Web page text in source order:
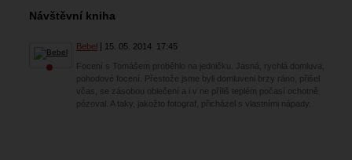
Návštěvní kniha
Bebel 15. 05. 2014 17:45
Focení s Tomášem proběhlo na jedničku. Jasná, rychlá domluva,
pohodové focení. Přestože jsme byli domluveni brzy ráno, přišel
včas, se zásobou oblečení a i v ne příliš teplém počasí ochotně
pózoval. A taky, jakožto fotograf, přicházel s vlastními nápady.